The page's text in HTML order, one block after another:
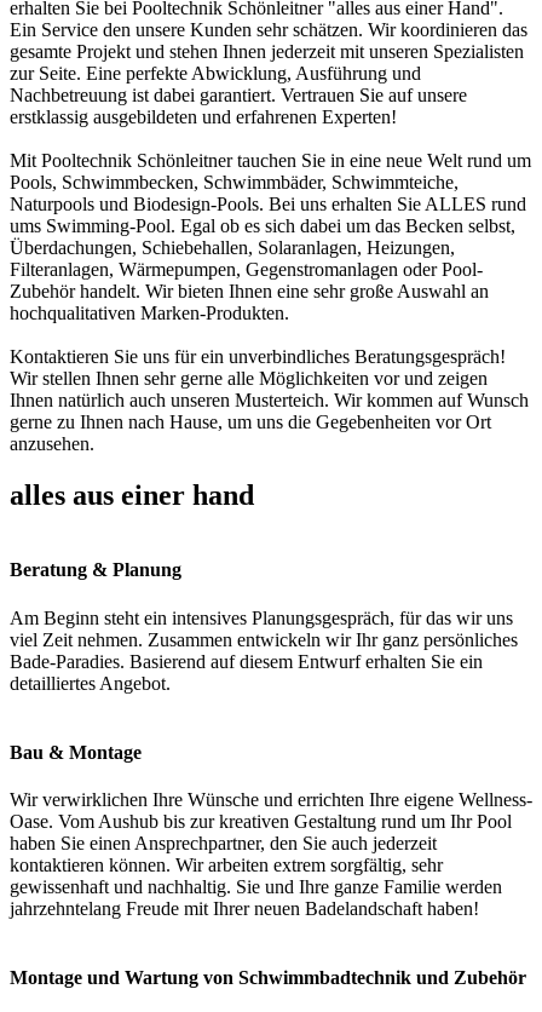
erhalten Sie bei Pooltechnik Schönleitner "alles aus einer Hand".
Ein Service den unsere Kunden sehr schätzen. Wir koordinieren das
gesamte Projekt und stehen Ihnen jederzeit mit unseren Spezialisten
zur Seite. Eine perfekte Abwicklung, Ausführung und
Nachbetreuung ist dabei garantiert. Vertrauen Sie auf unsere
erstklassig ausgebildeten und erfahrenen Experten!
Mit Pooltechnik Schönleitner tauchen Sie in eine neue Welt rund um
Pools, Schwimmbecken, Schwimmbäder, Schwimmteiche,
Naturpools und Biodesign-Pools. Bei uns erhalten Sie ALLES rund
ums Swimming-Pool. Egal ob es sich dabei um das Becken selbst,
Überdachungen, Schiebehallen, Solaranlagen, Heizungen,
Filteranlagen, Wärmepumpen, Gegenstromanlagen oder Pool-
Zubehör handelt. Wir bieten Ihnen eine sehr große Auswahl an
hochqualitativen Marken-Produkten.
Kontaktieren Sie uns für ein unverbindliches Beratungsgespräch!
Wir stellen Ihnen sehr gerne alle Möglichkeiten vor und zeigen
Ihnen natürlich auch unseren Musterteich. Wir kommen auf Wunsch
gerne zu Ihnen nach Hause, um uns die Gegebenheiten vor Ort
anzusehen.
alles aus einer hand
Beratung & Planung
Am Beginn steht ein intensives Planungsgespräch, für das wir uns
viel Zeit nehmen. Zusammen entwickeln wir Ihr ganz persönliches
Bade-Paradies. Basierend auf diesem Entwurf erhalten Sie ein
detailliertes Angebot.
Bau & Montage
Wir verwirklichen Ihre Wünsche und errichten Ihre eigene Wellness-
Oase. Vom Aushub bis zur kreativen Gestaltung rund um Ihr Pool
haben Sie einen Ansprechpartner, den Sie auch jederzeit
kontaktieren können. Wir arbeiten extrem sorgfältig, sehr
gewissenhaft und nachhaltig. Sie und Ihre ganze Familie werden
jahrzehntelang Freude mit Ihrer neuen Badelandschaft haben!
Montage und Wartung von Schwimmbadtechnik und Zubehör